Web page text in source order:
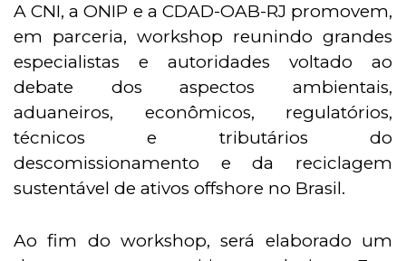
A CNI, a ONIP e a CDAD-OAB-RJ promovem,
em parceria, workshop reunindo grandes
especialistas e autoridades voltado ao
debate dos aspectos ambientais,
aduaneiros, econômicos, regulatórios,
técnicos e tributários do
descomissionamento e da reciclagem
sustentável de ativos offshore no Brasil.
Ao fim do workshop, será elaborado um